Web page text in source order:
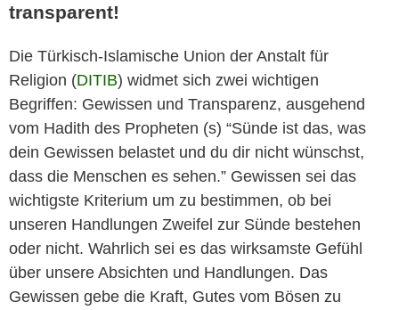
transparent!
Die Türkisch-Islamische Union der Anstalt für
Religion (DITIB) widmet sich zwei wichtigen
Begriffen: Gewissen und Transparenz, ausgehend
vom Hadith des Propheten (s) “Sünde ist das, was
dein Gewissen belastet und du dir nicht wünschst,
dass die Menschen es sehen.” Gewissen sei das
wichtigste Kriterium um zu bestimmen, ob bei
unseren Handlungen Zweifel zur Sünde bestehen
oder nicht. Wahrlich sei es das wirksamste Gefühl
über unsere Absichten und Handlungen. Das
Gewissen gebe die Kraft, Gutes vom Bösen zu